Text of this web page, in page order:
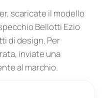
scaricate il modello
Bellotti Ezio
di design. Per
inviate una
al marchio.